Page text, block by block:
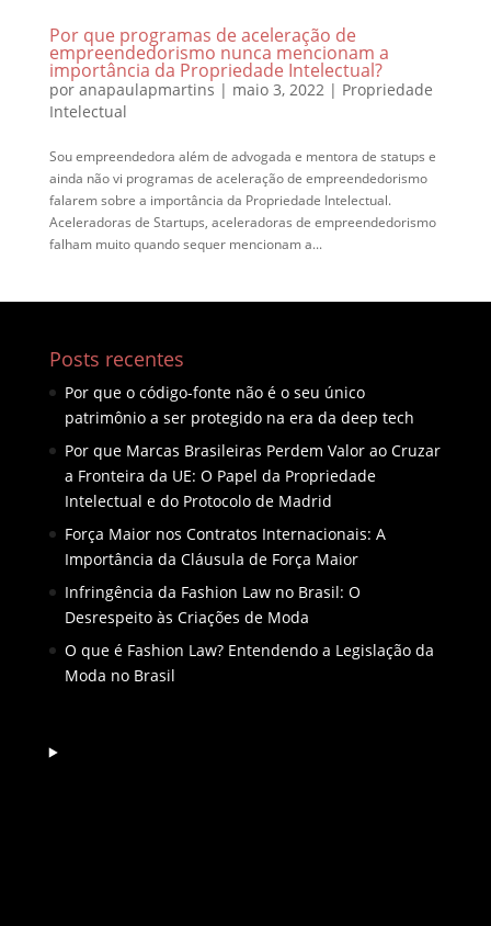
Por que programas de aceleração de
empreendedorismo nunca mencionam a
importância da Propriedade Intelectual?
por anapaulapmartins | maio 3, 2022| Propriedade
Intelectual
Sou empreendedora além de advogada e mentora de statups e
ainda não vi programas de aceleração de empreendedorismo
falarem sobre a importância da Propriedade Intelectual.
Aceleradoras de Startups, aceleradoras de empreendedorismo
falham muito quando sequer mencionam a...
Posts recentes
Por que o código-fonte não é o seu único
patrimônio a ser protegido na era da deep tech
Por que Marcas Brasileiras Perdem Valor ao Cruzar
a Fronteira da UE: O Papel da Propriedade
Intelectual e do Protocolo de Madrid
Força Maior nos Contratos Internacionais: A
Importância da Cláusula de Força Maior
Infringência da Fashion Law no Brasil: O
Desrespeito às Criações de Moda
O que é Fashion Law? Entendendo a Legislação da
Moda no Brasil